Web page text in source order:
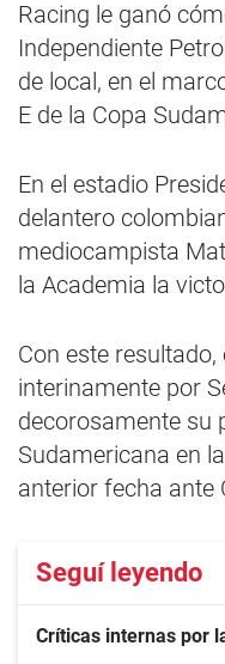
Racing le ganó
Independiente
de local, en el
E de la Copa
En el estadio
delantero
mediocampista
la Academia la
Con este
interinamente por
decorosamente su
Sudamericana en
anterior fecha ante
Seguí leyendo
Críticas internas por